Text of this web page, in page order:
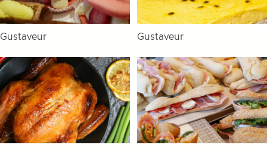
Gustaveur Gustaveur